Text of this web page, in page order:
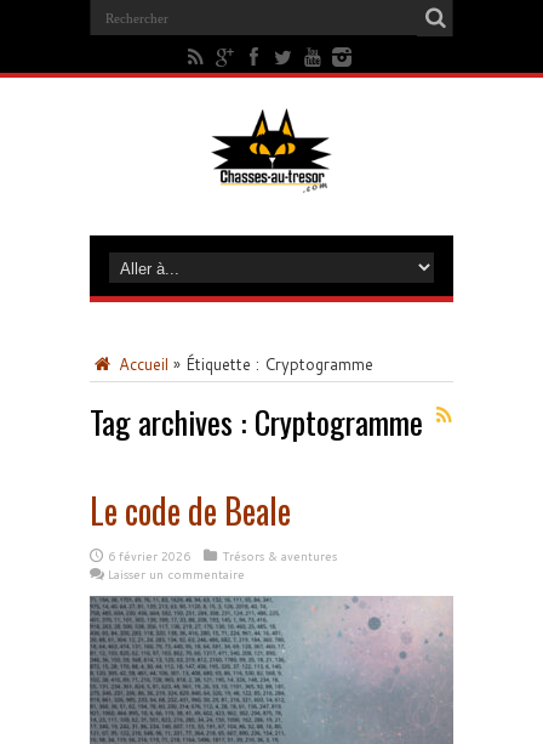
Accueil » Étiquette : Cryptogramme
Tag archives : Cryptogramme
Le code de Beale
6 février 2026
Trésors & aventures
Laisser un commentaire